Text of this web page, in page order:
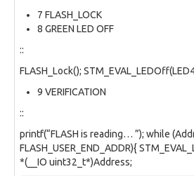
7 FLASH_LOCK
8 GREEN LED OFF
::
FLASH_Lock();
9 VERIFICATION
::
printf(“FLASH is reading… ”); while
FLASH_USER_END_ADDR){
*(__IO uint32_t*)Address;